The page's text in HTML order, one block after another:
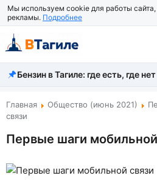
Мы используем cookie для работы сайта,
рекламы. Подробнее
Все новости
Происшествия
Жизнь
Бензин в Тагиле: где есть, где нет
Главная Общество (июнь 2021)
связи
Первые шаги